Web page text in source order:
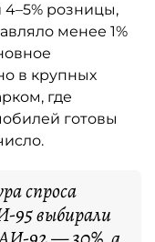
розницы,
менее 1%
в крупных
где
готовы
спроса
95 выбирали